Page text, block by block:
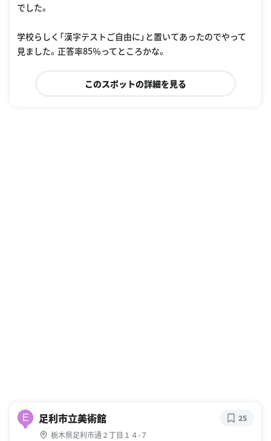
でした。
学校らしく「漢字テストご自由に」と置いてあったのでやって
見ました。正答率85％ってところかな。
このスポットの詳細を見る
E 足利市立美術館
栃木県足利市通２丁目１４-７
25